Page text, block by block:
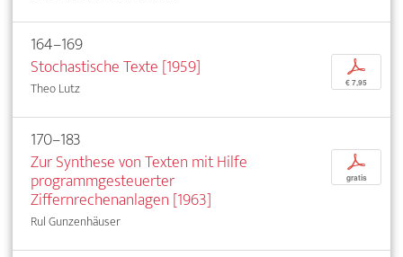
164–169
Stochastische Texte [1959]
Theo Lutz
p
€ 7,95
170–183
Zur Synthese von Texten mit Hilfe
programmgesteuerter
Ziffernrechenanlagen [1963]
Rul Gunzenhäuser
p
gratis